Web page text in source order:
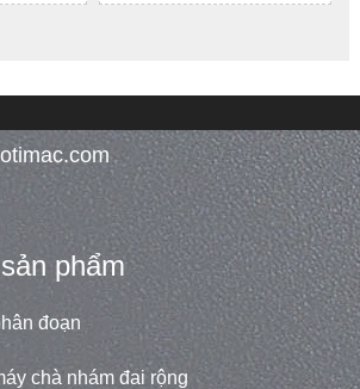
phẩm
đoạn
chà nhám đai rộng